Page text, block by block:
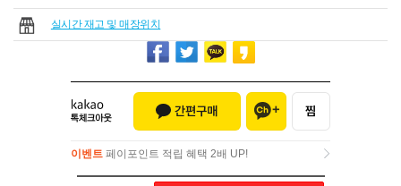
실시간 재고 및 매장위치
이벤트 페이포인트 적립 혜택 2배 UP!
이벤트페이포인트 적립 혜택 2배 UP!